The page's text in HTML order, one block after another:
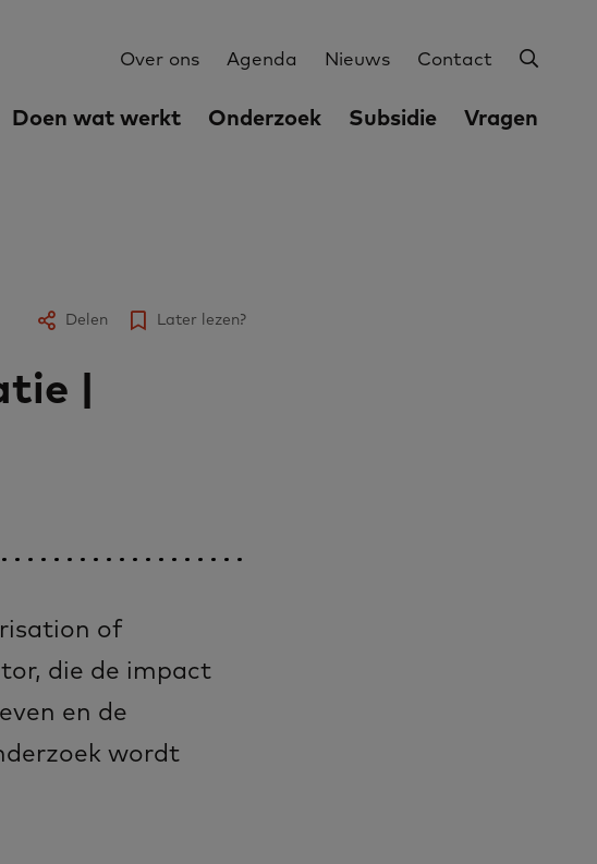
Utilities
Over ons Agenda Nieuws Contact
Doen wat werkt Onderzoek Subsidie Vragen
Delen Later lezen?
|
of
die de impact
en de
wordt